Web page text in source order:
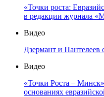
«Точки роста:
в редакции журнала
Видео
Дзермант и Пантелеев
Видео
«Точки Роста –
основаниях